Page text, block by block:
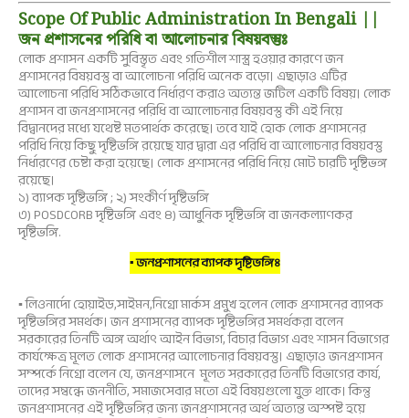
Scope Of Public Administration In Bengali ||
জন প্রশাসনের পরিধি বা আলোচনার বিষয়বস্তুঃ
লোক প্রশাসন একটি সুবিস্তৃত এবং গতিশীল শাস্ত্র হওয়ার কারণে জন
প্রশাসনের বিষয়বস্তু বা আলোচনা পরিধি অনেক বড়ো। এছাড়াও এটির
আলোচনা পরিধি সঠিকভাবে নির্ধারণ করাও অত্যন্ত জটিল একটি বিষয়। লোক
প্রশাসন বা জনপ্রশাসনের পরিধি বা আলোচনার বিষয়বস্তু কী এই নিয়ে
বিদ্বানদের মধ্যে যথেষ্ট মতপার্থক করেছে। তবে যাই হোক লোক প্রশাসনের
পরিধি নিয়ে কিছু দৃষ্টিভঙ্গি রয়েছে যার দ্বারা এর পরিধি বা আলোচনার বিষয়বস্তু
নির্ধারণের চেষ্টা করা হয়েছে। লোক প্রশাসনের পরিধি নিয়ে মোট চারটি দৃষ্টিভঙ্গ
রয়েছে।
১) ব্যাপক দৃষ্টিভঙ্গি ; ২) সংকীর্ণ দৃষ্টিভঙ্গি
৩) POSDCORB দৃষ্টিভঙ্গি এবং ৪) আধুনিক দৃষ্টিভঙ্গি বা জনকল্যাণকর
দৃষ্টিভঙ্গি.
▪ জনপ্রশাসনের ব্যাপক দৃষ্টিভঙ্গিঃ
▪ লিওনার্দো হোয়াইড,সাইমন,নিগ্রো মার্কস প্রমুখ হলেন লোক প্রশাসনের ব্যাপক
দৃষ্টিভঙ্গির সমর্থক। জন প্রশাসনের ব্যাপক দৃষ্টিভঙ্গির সমর্থকরা বলেন
সরকারের তিনটি অঙ্গ অর্থাৎ আইন বিভাগ, বিচার বিভাগ এবং শাসন বিভাগের
কার্যক্ষেত্র মূলত লোক প্রশাসনের আলোচনার বিষয়বস্তু। এছাড়াও জনপ্রশাসন
সম্পর্কে নিগ্রো বলেন যে, জনপ্রশাসনে মূলত সরকারের তিনটি বিভাগের কার্য,
তাদের সম্বন্ধে জননীতি, সমাজসেবার মতো এই বিষয়গুলো যুক্ত থাকে। কিন্তু
জনপ্রশাসনের এই দৃষ্টিভঙ্গির জন্য জনপ্রশাসনের অর্থ অত্যন্ত অস্পষ্ট হয়ে